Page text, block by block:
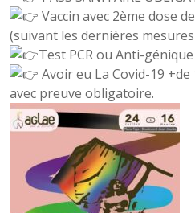
Vaccin avec 2ème dose
(suivant les dernières
Test PCR ou Anti-
Avoir eu La Covid-19
avec preuve obligatoire.